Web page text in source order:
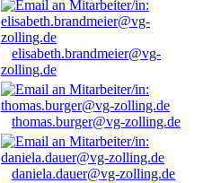
elisabeth.brandmeier@vg-
zolling.de
thomas.burger@vg-zolling.de
daniela.dauer@vg-zolling.de